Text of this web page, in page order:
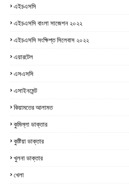
এইচএসসি
এইচএসসি বাংলা সাজেশন ২০২২
এইচএসসি সংক্ষিপ্ত সিলেবাস ২০২২
এয়ারটেল
এসএসসি
এসাইনমেন্ট
কিয়ামতের আলামত
কুমিল্লা ডাক্তার
কুষ্টিয়া ডাক্তার
খুলনা ডাক্তার
খেলা